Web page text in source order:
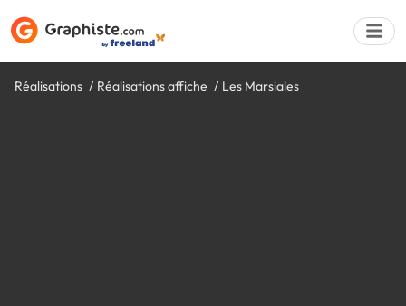
Réalisations Réalisations affiche Les Marsiales